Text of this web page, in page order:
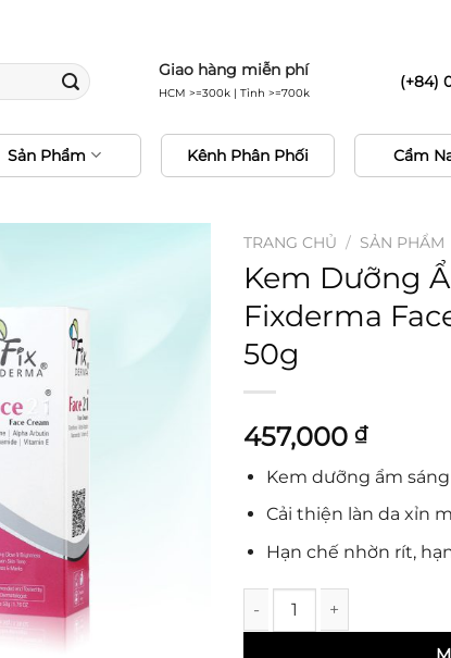
Giao hàng miễn phí
HCM >=300k | Tỉnh >=700k
(+84)
Sản Phẩm Kênh Phân Phối Cẩm
TRANG CHỦ / SẢN PHẨM
Kem Dưỡng
Fixderma
50g
457,000₫
Kem dưỡng ẩm
Cải thiện làn da xỉn
Hạn chế nhờn rít,
Kem Dưỡng Ẩm Sáng Da